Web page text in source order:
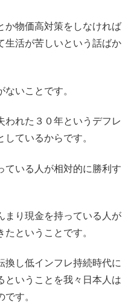
か物価高対策をしなければ
生活が苦しいという話ばか
いことです。
われた３０年というデフレ
ているからです。
ている人が相対的に勝利す
まり現金を持っている人が
ということです。
換し低インフレ持続時代に
ということを我々日本人は
す。